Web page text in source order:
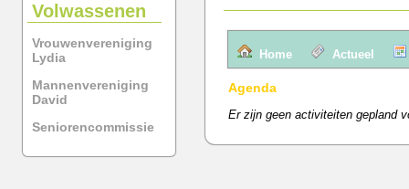
Volwassenen
Vrouwenvereniging
Lydia
Mannenvereniging
David
Seniorencommissie
Home Actueel
Agenda
Er zijn geen activiteiten gepland